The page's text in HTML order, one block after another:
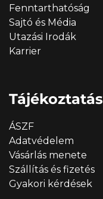
Fenntarthatóság
Sajtó és Média
Utazási Irodák
Karrier
Tájékoztatás
ÁSZF
Adatvédelem
Vásárlás menete
Szállítás és fizetés
Gyakori kérdések